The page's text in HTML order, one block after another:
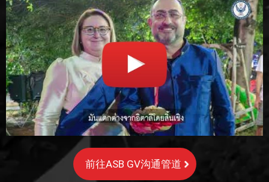
前往ASB GV沟通管道